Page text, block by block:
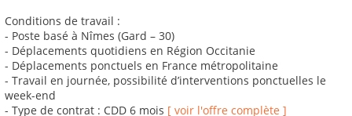
Conditions de travail :
- Poste basé à Nîmes (Gard – 30)
- Déplacements quotidiens en Région Occitanie
- Déplacements ponctuels en France métropolitaine
- Travail en journée, possibilité d’interventions ponctuelles le
week-end
- Type de contrat : CDD 6 mois [ voir l'offre complète ]